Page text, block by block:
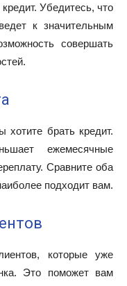
Убедитесь, что
к значительным
совершать
хотите брать кредит.
ежемесячные
Сравните оба
подходит вам.
которые уже
Это поможет вам